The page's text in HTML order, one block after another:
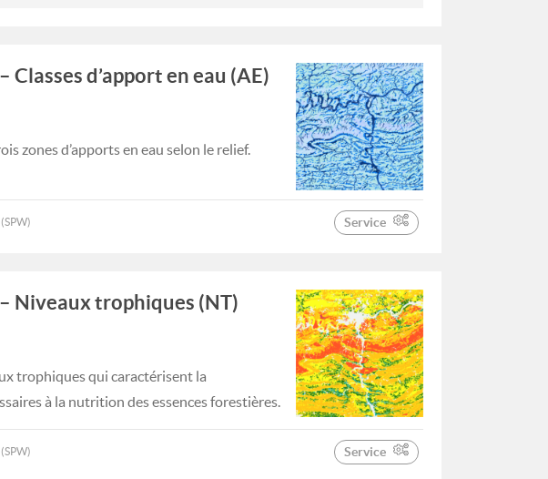
Classes d’apport en eau (AE)
zones d’apports en eau selon le relief.
Service
Niveaux trophiques (NT)
trophiques qui caractérisent la
à la nutrition des essences forestières.
Service